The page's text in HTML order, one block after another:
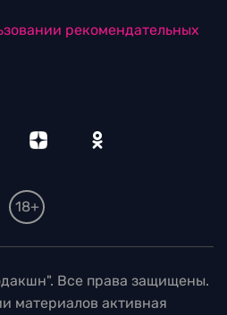
рекомендательных
18+
Все права защищены.
материалов активная